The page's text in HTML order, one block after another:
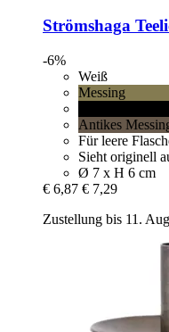
Strömshaga
-6%
Weiß
Messing
Antikes
Für leere
Sieht originell
Ø 7 x H 6 cm
€ 6,87 € 7,29
Zustellung bis 11.